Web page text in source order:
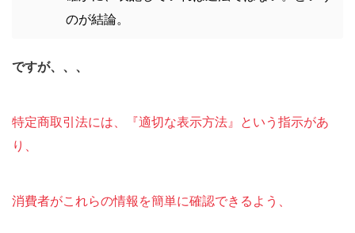
のが結論。
ですが、、、
特定商取引法には、『適切な表示方法』という指示があ
り、
消費者がこれらの情報を簡単に確認できるよう、